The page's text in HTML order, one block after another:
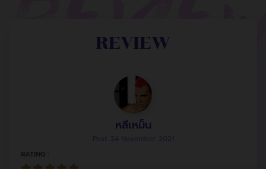
REVIEW
หลีเหม็น
RATING :